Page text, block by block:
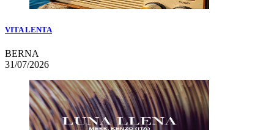
VITA LENTA
BERNA
31/07/2026